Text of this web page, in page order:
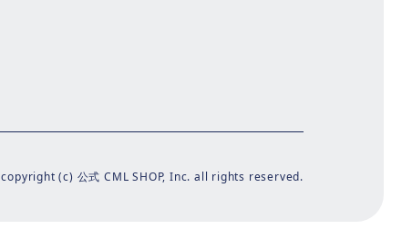
copyright (c) 公式 CML SHOP, Inc. all rights reserved.